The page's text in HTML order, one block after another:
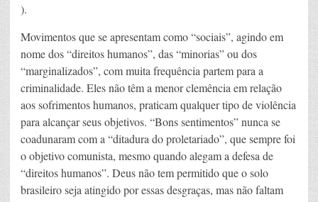
).
Movimentos que se apresentam como “sociais”, agindo em
nome dos “direitos humanos”, das “minorias” ou dos
“marginalizados”, com muita frequência partem para a
criminalidade. Eles não têm a menor clemência em relação
aos sofrimentos humanos, praticam qualquer tipo de violência
para alcançar seus objetivos. “Bons sentimentos” nunca se
coadunaram com a “ditadura do proletariado”, que sempre foi
o objetivo comunista, mesmo quando alegam a defesa de
“direitos humanos”. Deus não tem permitido que o solo
brasileiro seja atingido por essas desgraças, mas não faltam